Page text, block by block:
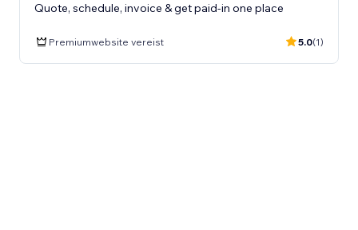
Quote, schedule, invoice & get paid-in one place
Premiumwebsite vereist 5.0(1)